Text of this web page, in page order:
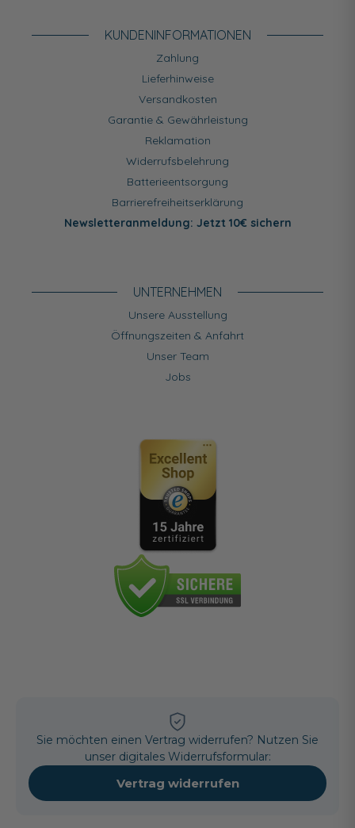
KUNDEN­INFORMATIONEN
Zahlung
Lieferhinweise
Versandkosten
Garantie & Gewährleistung
Reklamation
Widerrufsbelehrung
Batterieentsorgung
Barrierefreiheitserklärung
Newsletteranmeldung: Jetzt 10€ sichern
UNTERNEHMEN
Unsere Ausstellung
Öffnungszeiten & Anfahrt
Unser Team
Jobs
Sie möchten einen Vertrag widerrufen? Nutzen Sie
unser digitales Widerrufsformular:
Vertrag widerrufen